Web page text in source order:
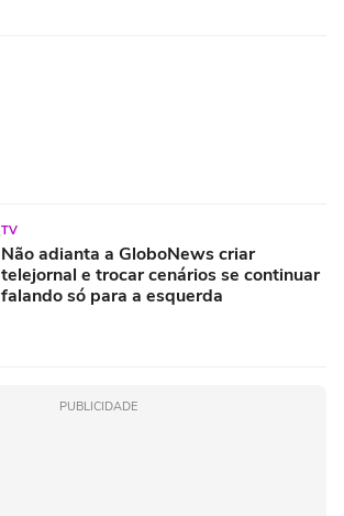
TV
Não adianta a GloboNews criar
telejornal e trocar cenários se continuar
falando só para a esquerda
PUBLICIDADE